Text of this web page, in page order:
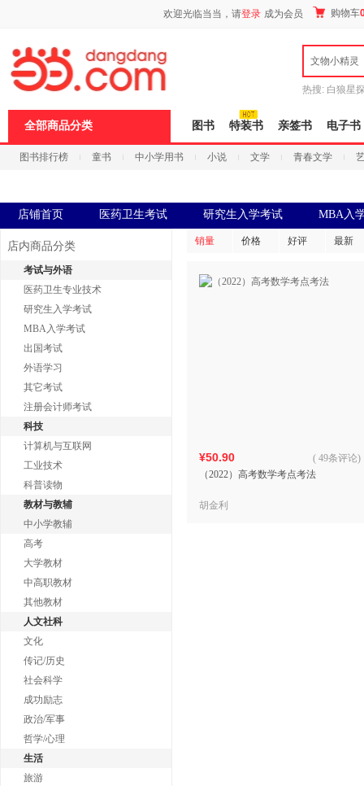
欢迎光临当当，请登录 成为会员 购物车
文物小精灵
热搜: 白狼星
全部商品分类 图书 特装书 亲签书 电子书
图书排行榜 童书 中小学用书 小说 文学 青春文学
店铺首页 医药卫生考试 研究生入学考试 MBA入
店内商品分类
考试与外语
医药卫生专业技术
研究生入学考试
MBA入学考试
出国考试
外语学习
其它考试
注册会计师考试
科技
计算机与互联网
工业技术
科普读物
教材与教辅
中小学教辅
高考
大学教材
中高职教材
其他教材
人文社科
文化
传记/历史
社会科学
成功励志
政治/军事
哲学/心理
生活
旅游
销量 价格 好评 最新
¥50.90
（2022）高考数学考点考法
( 49条评论)
胡金利
页
浪
键
打